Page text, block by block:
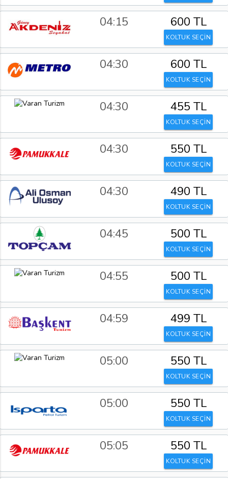
04:15 600 TL
KOLTUK SEÇİN
04:30 600 TL
KOLTUK SEÇİN
04:30 455 TL
KOLTUK SEÇİN
04:30 550 TL
KOLTUK SEÇİN
04:30 490 TL
KOLTUK SEÇİN
04:45 500 TL
KOLTUK SEÇİN
04:55 500 TL
KOLTUK SEÇİN
04:59 499 TL
KOLTUK SEÇİN
05:00 550 TL
KOLTUK SEÇİN
05:00 550 TL
KOLTUK SEÇİN
05:05 550 TL
KOLTUK SEÇİN